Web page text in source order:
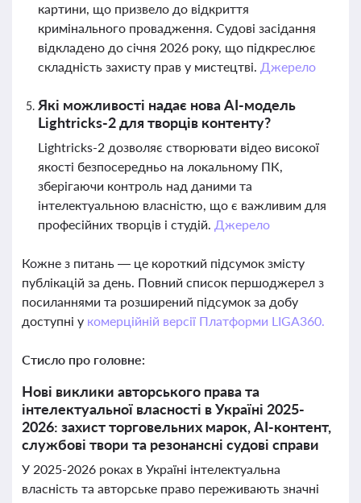
картини, що призвело до відкриття
кримінального провадження. Судові засідання
відкладено до січня 2026 року, що підкреслює
складність захисту прав у мистецтві. Джерело
Які можливості надає нова AI-модель
Lightricks-2 для творців контенту?
Lightricks-2 дозволяє створювати відео високої
якості безпосередньо на локальному ПК,
зберігаючи контроль над даними та
інтелектуальною власністю, що є важливим для
професійних творців і студій. Джерело
Кожне з питань — це короткий підсумок змісту
публікацій за день. Повний список першоджерел з
посиланнями та розширений підсумок за добу
доступні у комерційній версії Платформи LIGA360.
Стисло про головне:
Нові виклики авторського права та
інтелектуальної власності в Україні 2025-
2026: захист торговельних марок, AI-контент,
службові твори та резонансні судові справи
У 2025-2026 роках в Україні інтелектуальна
власність та авторське право переживають значні